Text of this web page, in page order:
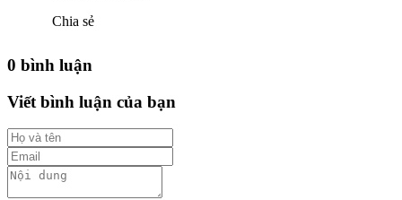
Chia sẻ
0 bình luận
Viết bình luận của bạn